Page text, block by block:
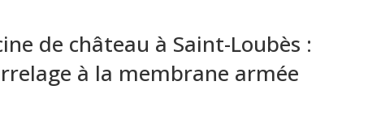
de château à Saint-Loubès :
à la membrane armée